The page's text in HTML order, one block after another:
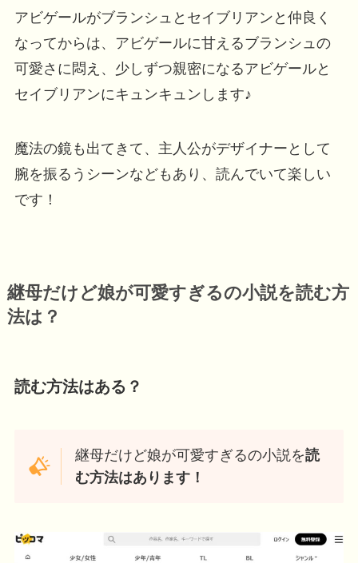
アビゲールがブランシュとセイブリアンと仲良く
なってからは、アビゲールに甘えるブランシュの
可愛さに悶え、少しずつ親密になるアビゲールと
セイブリアンにキュンキュンします♪
魔法の鏡も出てきて、主人公がデザイナーとして
腕を振るうシーンなどもあり、読んでいて楽しい
です！
継母だけど娘が可愛すぎるの小説を読む方
法は？
読む方法はある？
継母だけど娘が可愛すぎるの小説を読
む方法はあります！